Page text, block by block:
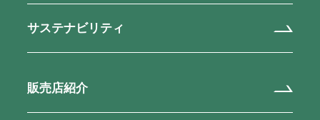
サステナビリティ
販売店紹介